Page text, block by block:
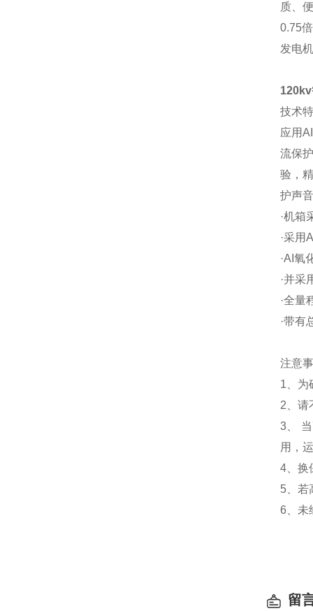
质、
0.75
发电
技术
应用
流保
验，
护声
·机箱
·采用
·AI 氧
·并采
·全量
·带有
注意
1、为
2、请
3、
用，
4、换
5、若
6、未
留